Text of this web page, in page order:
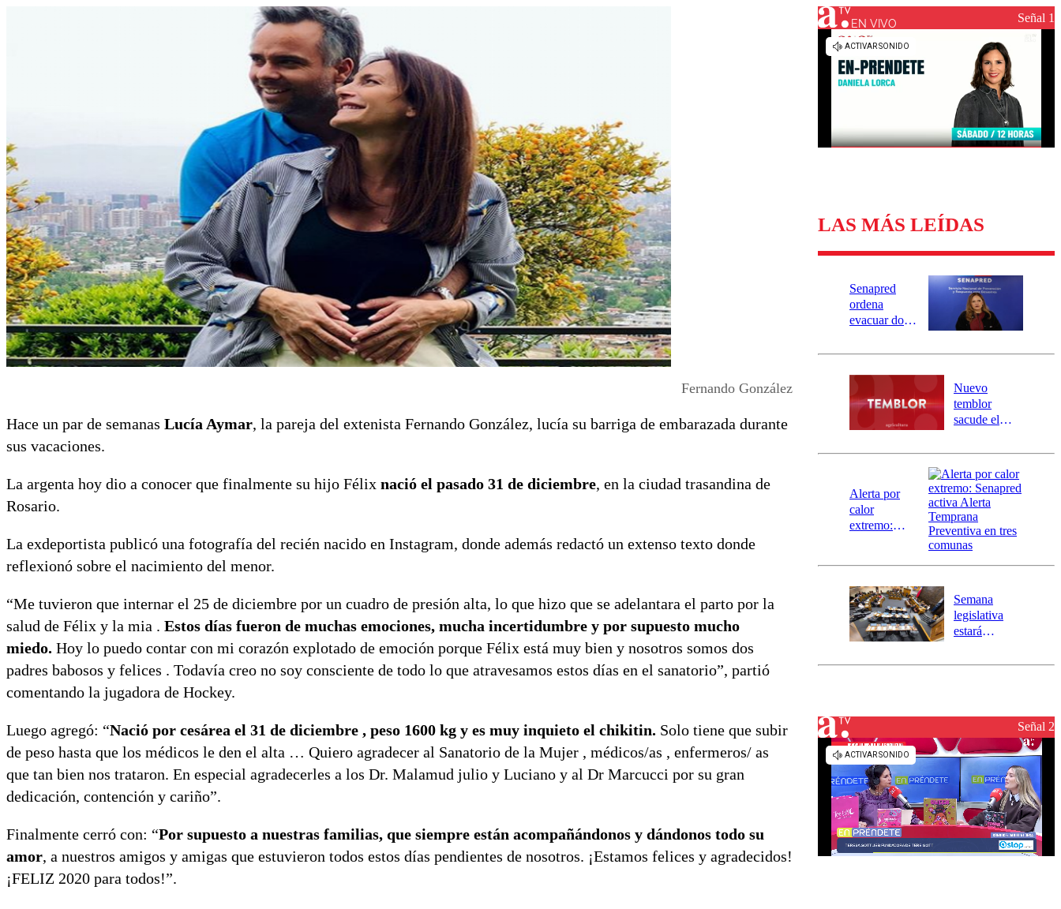
Universidad de Chile
Sustentabilidad
Fernando González
Hace un par de semanas Lucía Aymar, la pareja del extenista Fernando González, lucía su barriga de embarazada durante
sus vacaciones.
La argenta hoy dio a conocer que finalmente su hijo Félix nació el pasado 31 de diciembre, en la ciudad trasandina de
Rosario.
La exdeportista publicó una fotografía del recién nacido en Instagram, donde además redactó un extenso texto donde
reflexionó sobre el nacimiento del menor.
“Me tuvieron que internar el 25 de diciembre por un cuadro de presión alta, lo que hizo que se adelantara el parto por la
salud de Félix y la mia . Estos días fueron de muchas emociones, mucha incertidumbre y por supuesto mucho
miedo. Hoy lo puedo contar con mi corazón explotado de emoción porque Félix está muy bien y nosotros somos dos
padres babosos y felices . Todavía creo no soy consciente de todo lo que atravesamos estos días en el sanatorio”, partió
comentando la jugadora de Hockey.
Luego agregó: “Nació por cesárea el 31 de diciembre , peso 1600 kg y es muy inquieto el chikitin. Solo tiene que subir
de peso hasta que los médicos le den el alta … Quiero agradecer al Sanatorio de la Mujer , médicos/as , enfermeros/ as
que tan bien nos trataron. En especial agradecerles a los Dr. Malamud julio y Luciano y al Dr Marcucci por su gran
dedicación, contención y cariño”.
Finalmente cerró con: “Por supuesto a nuestras familias, que siempre están acompañándonos y dándonos todo su
amor, a nuestros amigos y amigas que estuvieron todos estos días pendientes de nosotros. ¡Estamos felices y agradecidos!
¡FELIZ 2020 para todos!”.
EN VIVO Señal 1
LAS MÁS LEÍDAS
Senapred
ordena
evacuar dos
Carahue por
río Damas:
activa
mensajería
SAE
Nuevo
temblor
sacude el
revisa la
magnitud y el
epicentro
Alerta por
calor
extremo:
Preventiva en
tres comunas
Semana
legislativa
estará
el fin de la
reconstrucciónSeñal 2